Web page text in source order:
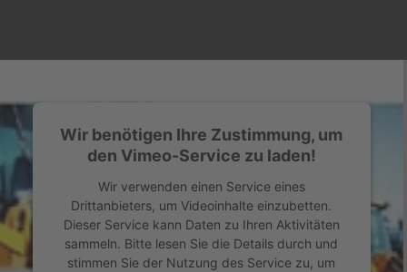
Wir benötigen Ihre Zustimmung, um
den Vimeo-Service zu laden!
Wir verwenden einen Service eines
Drittanbieters, um Videoinhalte einzubetten.
Dieser Service kann Daten zu Ihren Aktivitäten
sammeln. Bitte lesen Sie die Details durch und
stimmen Sie der Nutzung des Service zu, um